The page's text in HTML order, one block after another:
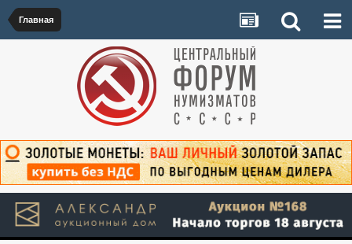
Главная